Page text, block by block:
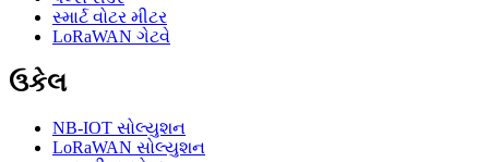
સ્માર્ટ વોટર મીટર
LoRaWAN ગેટવે
ઉકેલ
NB-IOT સોલ્યુશન
LoRaWAN સોલ્યુશન